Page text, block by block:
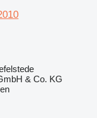
& Co. KG